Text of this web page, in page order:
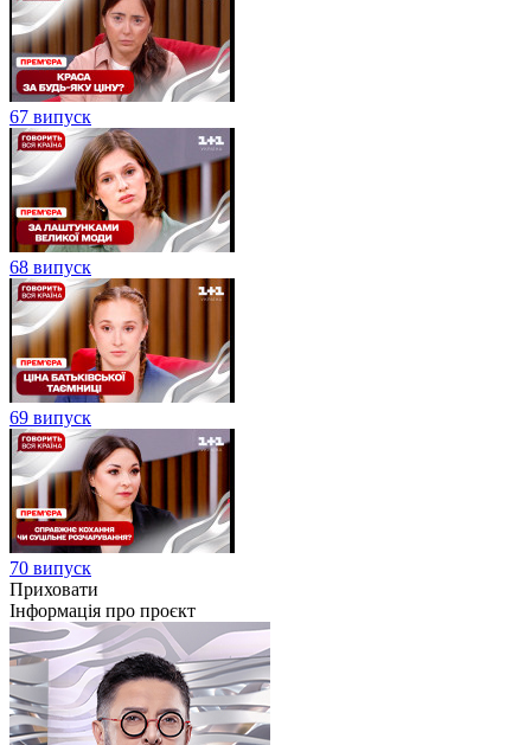
67 випуск
68 випуск
69 випуск
70 випуск
Приховати
Інформація про проєкт